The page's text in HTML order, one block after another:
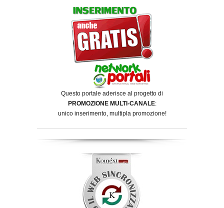
Questo portale aderisce al progetto di
PROMOZIONE MULTI-CANALE:
unico inserimento, multipla promozione!